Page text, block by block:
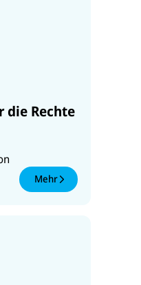
die Rechte
Mehr